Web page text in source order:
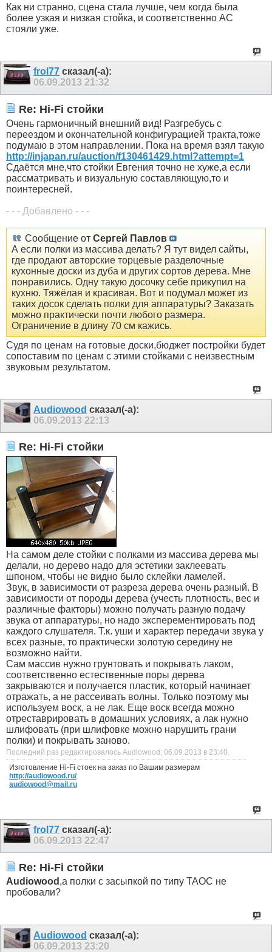
Как ни странно, сцена стала лучше, чем когда была
более узкая и низкая стойка, и соответственно АС
стояли уже.
frol77 сказал(-а):
06.09.2013 21:32
Re: Hi-Fi стойки
Очень гармоничный внешний вид! Разгребусь с
переездом и окончательной конфигурацией тракта,тоже
подумаю в этом направлении. Пока на время взял такую
http://injapan.ru/auction/f130461429.html?attempt=1
Сдаётся мне,что стойки Евгения точно не хуже,а если
рассматривать и визуальную составляющую,то и
поинтересней.
- - - Добавлено - - -
Сообщение от Сергей Павлов
А если полки из массива делать? Я тут видел сайты,
где продают авторские торцевые разделочные
кухонные доски из дуба и других сортов дерева. Мне
понравились. Одну такую досочку себе прикупил на
кухню. Тяжёлая и красивая. Вот и подумал может из
таких досок сделать полки для аппаратуры? Заказать
можно практически почти любого размера.
Ограничение в длину 70 см кажись.
Судя по ценам на готовые доски,бюджет постройки будет
сопоставим по ценам с этими стойками с неизвестным
звуковым результатом.
Audiowood сказал(-а):
06.09.2013 22:13
Re: Hi-Fi стойки
На самом деле стойки с полками из массива дерева мы
делали, но дерево надо для эстетики заклеевать
шпоном, чтобы не видно было склейки ламелей.
Звук, в зависимости от разреза дерева очень разный. В
зависимости от породы дерева (учесть плотность, вес и
различные факторы) можно получать разную подачу
звука от аппаратуры, но надо эксперементировать под
каждого слушателя. Т.к. уши и характер передачи звука у
всех разные, то практически золотую середину не
возможно найти.
Сам массив нужно грунтовать и покрывать лаком,
соответственно естественные поры дерева
закрываются и получается пластик, который начинает
отражать, а не рассеивать волны. Только поэтому мы
используем воск, а не лак. Еще воск всегда можно
отреставрировать в домашних условиях, а лак нужно
шлифовать (при шлифовке можно нарушить грани
полки) и покрывать заново.
Последний раз редактировалось Audiowood; 06.09.2013 в 23:40.
Изготовление Hi-Fi стоек на заказ по Вашим размерам
http://audiowood.ru/
audiowood@mail.ru
frol77 сказал(-а):
06.09.2013 22:47
Re: Hi-Fi стойки
Audiowood ,а полки с засыпкой по типу TAOC не
пробовали?
Audiowood сказал(-а):
06.09.2013 23:20